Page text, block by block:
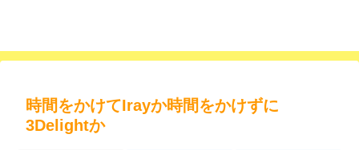
時間をかけてIrayか時間をかけずに
3Delightか